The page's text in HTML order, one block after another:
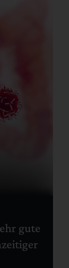
gute